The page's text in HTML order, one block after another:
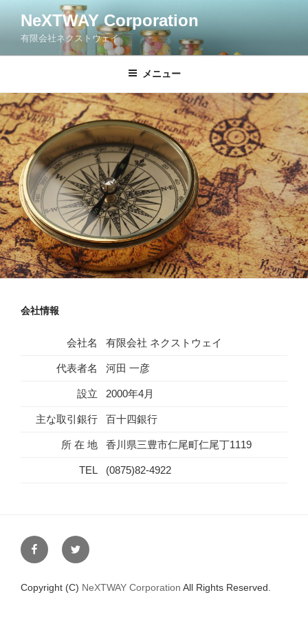
ン
ス
キ
ッ
プ
NeXTWAY Corporation
有限会社ネクストウェイ
メニュー
会社情報
会社名 有限会社 ネクストウェイ
代表者名 河田 一彦
設立 2000年4月
主な取引銀行 百十四銀行
所 在 地 香川県三豊市仁尾町仁尾丁1119
TEL (0875)82-4922
FacebookTwitter
Copyright (C) NeXTWAY Corporation All Rights Reserved.